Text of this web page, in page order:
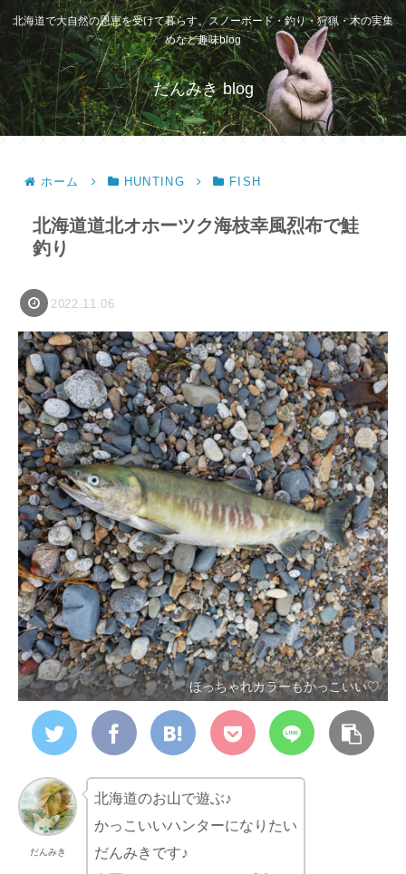
北海道で大自然の恩恵を受けて暮らす。スノーボード・釣り・狩猟・木の実集
めなど趣味blog
だんみき blog
ホーム HUNTING FISH
北海道道北オホーツク海枝幸風烈布で鮭
釣り
2022.11.06
ほっちゃれカラーもかっこいい♡
だんみき
北海道のお山で遊ぶ♪
かっこいいハンターになりたい
だんみきです♪